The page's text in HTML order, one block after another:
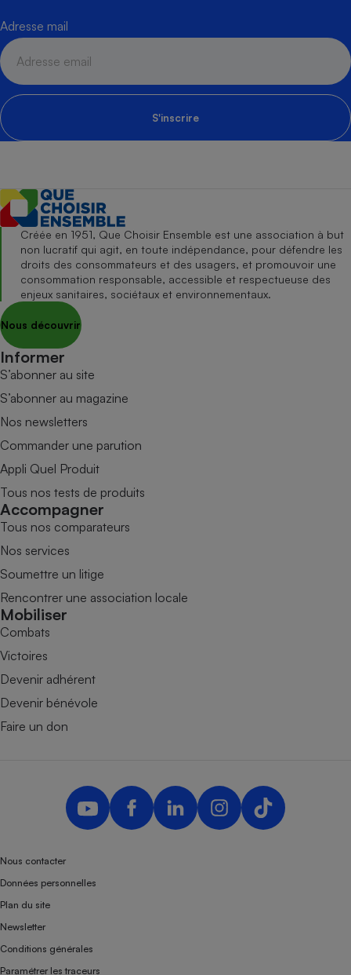
Adresse mail
S'inscrire
Créée en 1951, Que Choisir Ensemble est une association à but
non lucratif qui agit, en toute indépendance, pour défendre les
droits des consommateurs et des usagers, et promouvoir une
consommation responsable, accessible et respectueuse des
enjeux sanitaires, sociétaux et environnementaux.
Nous découvrir
Informer
S’abonner au site
S’abonner au magazine
Nos newsletters
Commander une parution
Appli Quel Produit
Tous nos tests de produits
Accompagner
Tous nos comparateurs
Nos services
Soumettre un litige
Rencontrer une association locale
Mobiliser
Combats
Victoires
Devenir adhérent
Devenir bénévole
Faire un don
Nous contacter
Données personnelles
Plan du site
Newsletter
Conditions générales
Paramétrer les traceurs